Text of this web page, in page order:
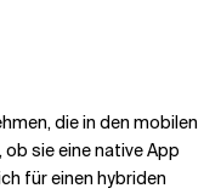
die in den mobilen
ob sie eine native App
für einen hybriden